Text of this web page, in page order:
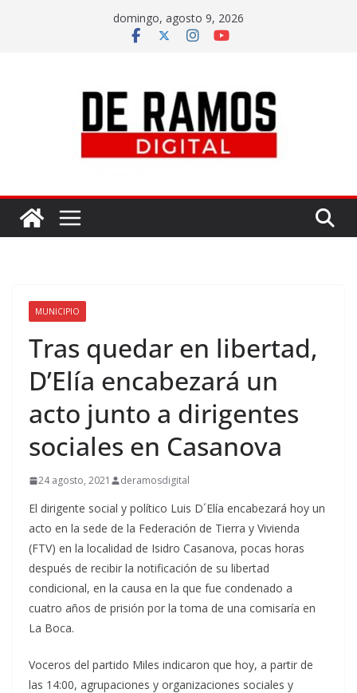
domingo, agosto 9, 2026
MUNICIPIO
Tras quedar en libertad,
D’Elía encabezará un
acto junto a dirigentes
sociales en Casanova
24 agosto, 2021 deramosdigital
El dirigente social y político Luis D´Elía encabezará hoy un
acto en la sede de la Federación de Tierra y Vivienda
(FTV) en la localidad de Isidro Casanova, pocas horas
después de recibir la notificación de su libertad
condicional, en la causa en la que fue condenado a
cuatro años de prisión por la toma de una comisaría en
La Boca.
Voceros del partido Miles indicaron que hoy, a partir de
las 14:00, agrupaciones y organizaciones sociales y